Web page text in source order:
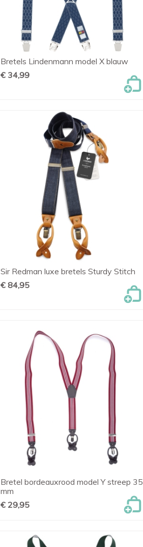
 Snel bekijken
Bretels Lindenmann model X blauw
€ 34,99
 Snel bekijken
Sir Redman luxe bretels Sturdy Stitch
€ 84,95
 Snel bekijken
Bretel bordeauxrood model Y streep 35
mm
€ 29,95